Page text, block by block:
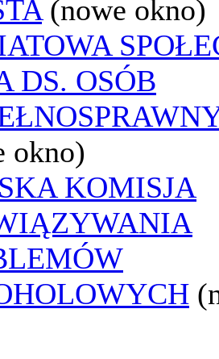
(nowe okno)
DS. OSÓB
okno)
KOMISJA